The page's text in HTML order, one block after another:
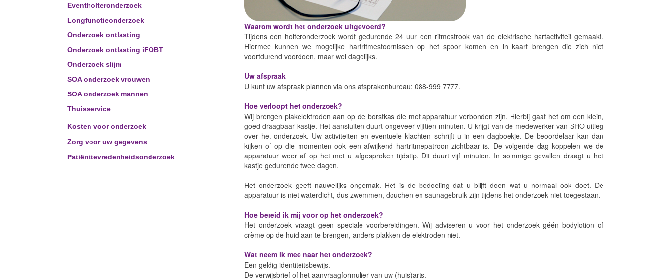
Eventholteronderzoek
Longfunctieonderzoek
Onderzoek ontlasting
Onderzoek ontlasting iFOBT
Onderzoek slijm
SOA onderzoek vrouwen
SOA onderzoek mannen
Thuisservice
Kosten voor onderzoek
Zorg voor uw gegevens
Patiënttevredenheidsonderzoek
Waarom wordt het onderzoek uitgevoerd?
Tijdens een holteronderzoek wordt gedurende 24 uur een ritmestrook van de elektrische hartactiviteit gemaakt.
Hiermee kunnen we mogelijke hartritmestoornissen op het spoor komen en in kaart brengen die zich niet
voortdurend voordoen, maar wel dagelijks.
Uw afspraak
U kunt uw afspraak plannen via ons afsprakenbureau: 088-999 7777.
Hoe verloopt het onderzoek?
Wij brengen plakelektroden aan op de borstkas die met apparatuur verbonden zijn. Hierbij gaat het om een klein,
goed draagbaar kastje. Het aansluiten duurt ongeveer vijftien minuten. U krijgt van de medewerker van SHO uitleg
over het onderzoek. Uw activiteiten en eventuele klachten schrijft u in een dagboekje. De beoordelaar kan dan
kijken of op die momenten ook een afwijkend hartritmepatroon zichtbaar is. De volgende dag koppelen we de
apparatuur weer af op het met u afgesproken tijdstip. Dit duurt vijf minuten. In sommige gevallen draagt u het
kastje gedurende twee dagen.
Het onderzoek geeft nauwelijks ongemak. Het is de bedoeling dat u blijft doen wat u normaal ook doet. De
apparatuur is niet waterdicht, dus zwemmen, douchen en saunagebruik zijn tijdens het onderzoek niet toegestaan.
Hoe bereid ik mij voor op het onderzoek?
Het onderzoek vraagt geen speciale voorbereidingen. Wij adviseren u voor het onderzoek géén bodylotion of
crème op de huid aan te brengen, anders plakken de elektroden niet.
Wat neem ik mee naar het onderzoek?
Een geldig identiteitsbewijs.
De verwijsbrief of het aanvraagformulier van uw (huis)arts.